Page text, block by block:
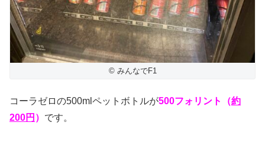
© みんなでF1
コーラゼロの500mlペットボトルが500フォリント（約
200円 ） です。